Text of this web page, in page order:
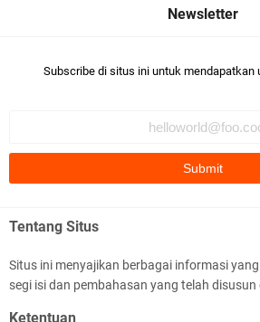
Polsek Gunungsari Kawal
Selamatan Bendungan
Subscribe di situs ini untuk mendapatkan
Tentang Situs
Situs ini menyajikan berbagai informasi
segi isi dan pembahasan yang telah
Ketentuan